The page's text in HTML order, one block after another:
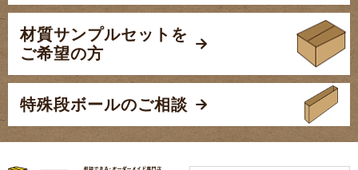
材質サンプルセットを
ご希望の方
特殊段ボールのご相談